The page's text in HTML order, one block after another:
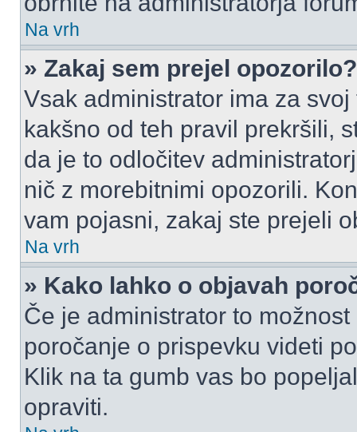
Na vrh
» Zakaj sem prejel opozorilo?
Vsak administrator ima za
kakšno od teh pravil prekršili,
da je to odločitev
nič z morebitnimi opozorili.
vam pojasni, zakaj ste prejeli
Na vrh
» Kako lahko o objavah
Če je administrator to
poročanje o prispevku videti
Klik na ta gumb vas bo
opraviti.